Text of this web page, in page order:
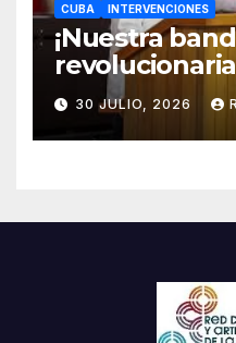
CUBA INTERVENCIONES
¡Nuestra
jamás! Por
Parrilla
30 JULIO, 2026